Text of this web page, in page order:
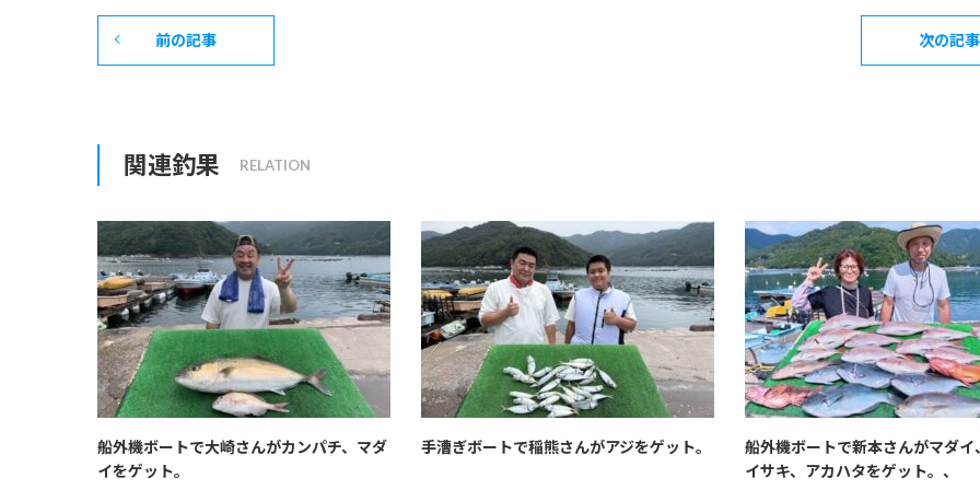
前の記事 次の記事
関連釣果
船外機ボートで大崎さんがカンパチ、マダ
イをゲット。
手漕ぎボートで稲熊さんがアジをゲット。
船外機ボートで新本さんがマダイ
イサキ、アカハタをゲット。、